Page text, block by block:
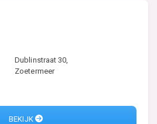
Dublinstraat 30,
Zoetermeer
BEKIJK